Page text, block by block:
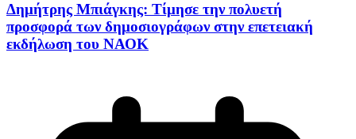
Δημήτρης Μπιάγκης: Τίμησε την πολυετή
προσφορά των δημοσιογράφων στην επετειακή
εκδήλωση του ΝΑΟΚ